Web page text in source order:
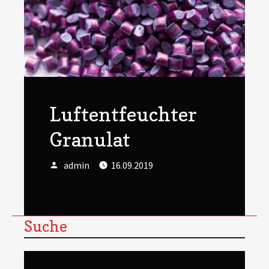
Luftentfeuchter
Granulat
Author
admin
Posted
16.09.2019
Suche